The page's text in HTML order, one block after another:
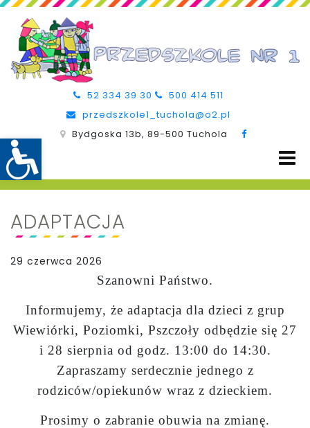
52 334 39 30
500 414 511
przedszkole1_tuchola@o2.pl
Bydgoska 13b, 89-500 Tuchola
ADAPTACJA
29 czerwca 2026
Szanowni Państwo.
Informujemy, że adaptacja dla dzieci z grup
Wiewiórki, Poziomki, Pszczoły odbędzie się 27
i 28 sierpnia od godz. 13:00 do 14:30.
Zapraszamy serdecznie jednego z
rodziców/opiekunów wraz z dzieckiem.
Prosimy o zabranie obuwia na zmianę.